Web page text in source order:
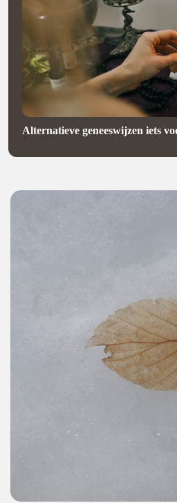
Alternatieve geneeswijzen iets